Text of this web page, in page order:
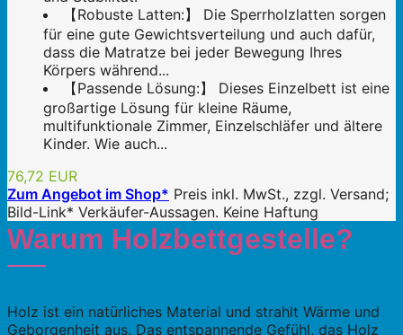
【Robuste Latten:】 Die Sperrholzlatten sorgen
für eine gute Gewichtsverteilung und auch dafür,
dass die Matratze bei jeder Bewegung Ihres
Körpers während...
【Passende Lösung:】 Dieses Einzelbett ist eine
großartige Lösung für kleine Räume,
multifunktionale Zimmer, Einzelschläfer und ältere
Kinder. Wie auch...
76,72 EUR
Zum Angebot im Shop* Preis inkl. MwSt., zzgl. Versand;
Bild-Link* Verkäufer-Aussagen. Keine Haftung
Warum Holzbettgestelle?
Holz ist ein natürliches Material und strahlt Wärme und
Geborgenheit aus. Das entspannende Gefühl, das Holz